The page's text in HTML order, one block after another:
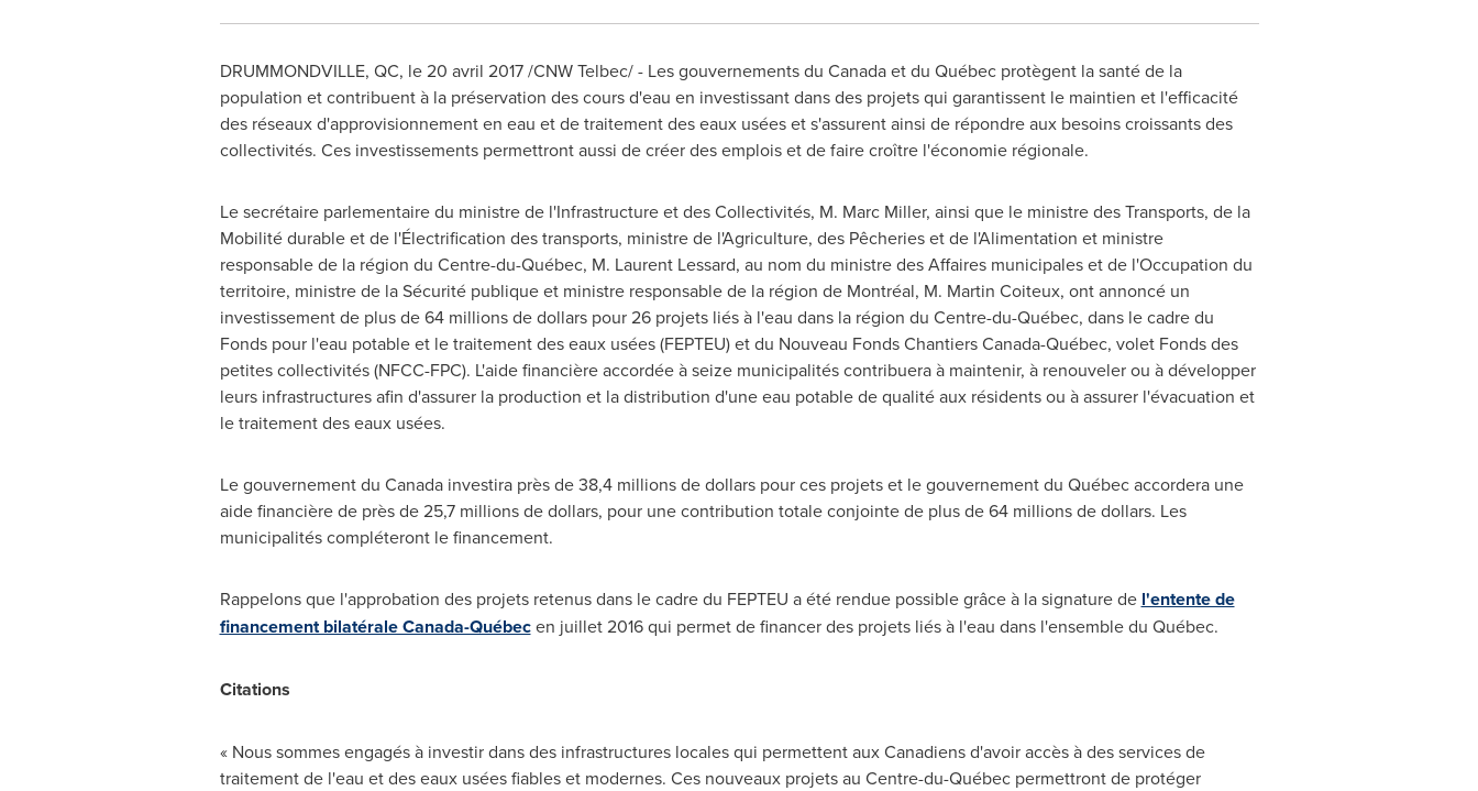
DRUMMONDVILLE, QC, le 20 avril 2017 /CNW Telbec/ - Les gouvernements du Canada et du Québec protègent la santé de la
population et contribuent à la préservation des cours d'eau en investissant dans des projets qui garantissent le maintien et l'efficacité
des réseaux d'approvisionnement en eau et de traitement des eaux usées et s'assurent ainsi de répondre aux besoins croissants des
collectivités. Ces investissements permettront aussi de créer des emplois et de faire croître l'économie régionale.
Le secrétaire parlementaire du ministre de l'Infrastructure et des Collectivités, M. Marc Miller, ainsi que le ministre des Transports, de la
Mobilité durable et de l'Électrification des transports, ministre de l'Agriculture, des Pêcheries et de l'Alimentation et ministre
responsable de la région du Centre-du-Québec, M. Laurent Lessard, au nom du ministre des Affaires municipales et de l'Occupation du
territoire, ministre de la Sécurité publique et ministre responsable de la région de Montréal, M. Martin Coiteux, ont annoncé un
investissement de plus de 64 millions de dollars pour 26 projets liés à l'eau dans la région du Centre-du-Québec, dans le cadre du
Fonds pour l'eau potable et le traitement des eaux usées (FEPTEU) et du Nouveau Fonds Chantiers Canada-Québec, volet Fonds des
petites collectivités (NFCC-FPC). L'aide financière accordée à seize municipalités contribuera à maintenir, à renouveler ou à développer
leurs infrastructures afin d'assurer la production et la distribution d'une eau potable de qualité aux résidents ou à assurer l'évacuation et
le traitement des eaux usées.
Le gouvernement du Canada investira près de 38,4 millions de dollars pour ces projets et le gouvernement du Québec accordera une
aide financière de près de 25,7 millions de dollars, pour une contribution totale conjointe de plus de 64 millions de dollars. Les
municipalités compléteront le financement.
Rappelons que l'approbation des projets retenus dans le cadre du FEPTEU a été rendue possible grâce à la signature de l'entente de
financement bilatérale Canada-Québecen juillet 2016 qui permet de financer des projets liés à l'eau dans l'ensemble du Québec.
Citations
« Nous sommes engagés à investir dans des infrastructures locales qui permettent aux Canadiens d'avoir accès à des services de
traitement de l'eau et des eaux usées fiables et modernes. Ces nouveaux projets au Centre-du-Québec permettront de protéger